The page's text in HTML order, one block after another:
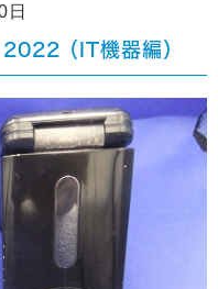
日
2022 （IT機器編）